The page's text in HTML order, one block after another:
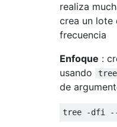
realiza
crea un lote
frecuencia
Enfoque :
usando
tree
de